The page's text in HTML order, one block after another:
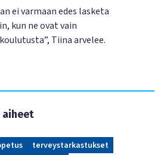
ei varmaan edes lasketa
kun ne ovat vain
Tiina arvelee.
terveystarkastukset